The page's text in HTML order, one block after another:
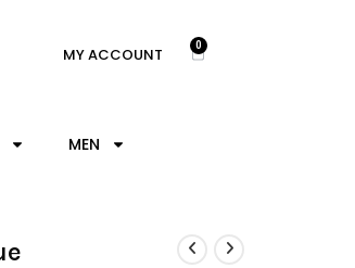
MY ACCOUNT 0
MEN